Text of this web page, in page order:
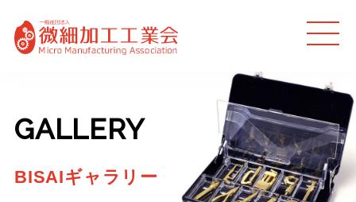
MEN
GALLERY
BISAIギャラリー